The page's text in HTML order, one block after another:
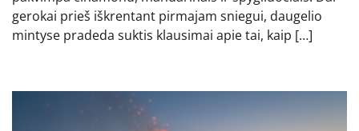
gerokai prieš iškrentant pirmajam sniegui, daugelio
mintyse pradeda suktis klausimai apie tai, kaip […]